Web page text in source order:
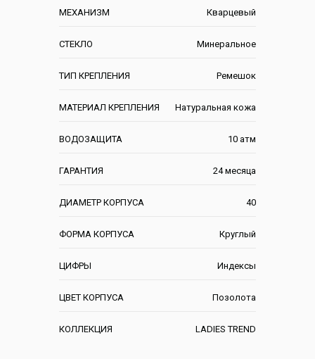
МЕХАНИЗМ Кварцевый
СТЕКЛО Минеральное
ТИП КРЕПЛЕНИЯ Ремешок
МАТЕРИАЛ КРЕПЛЕНИЯ Натуральная кожа
ВОДОЗАЩИТА 10 атм
ГАРАНТИЯ 24 месяца
ДИАМЕТР КОРПУСА 40
ФОРМА КОРПУСА Круглый
ЦИФРЫ Индексы
ЦВЕТ КОРПУСА Позолота
КОЛЛЕКЦИЯ LADIES TREND